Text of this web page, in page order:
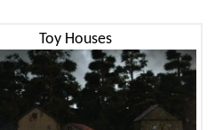
Toy Houses